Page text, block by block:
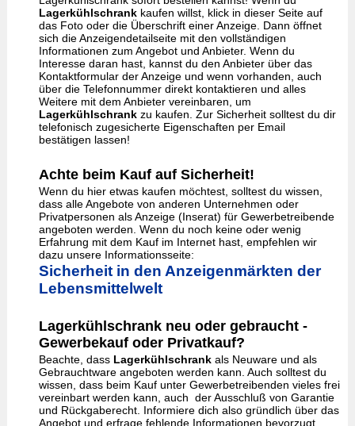
Lagerkühlschrankkaufen willst, klick in dieser Seite auf
das Foto oder die Überschrift einer Anzeige. Dann öffnet
sich die Anzeigendetailseite mit den vollständigen
Informationen zum Angebot und Anbieter. Wenn du
Interesse daran hast, kannst du den Anbieter über das
Kontaktformular der Anzeige und wenn vorhanden, auch
über die Telefonnummer direkt kontaktieren und alles
Weitere mit dem Anbieter vereinbaren, um
Lagerkühlschrankzu kaufen. Zur Sicherheit solltest du dir
telefonisch zugesicherte Eigenschaften per Email
bestätigen lassen!
Achte beim Kauf auf Sicherheit!
Wenn du hier etwas kaufen möchtest, solltest du wissen,
dass alle Angebote von anderen Unternehmen oder
Privatpersonen als Anzeige (Inserat) für Gewerbetreibende
angeboten werden. Wenn du noch keine oder wenig
Erfahrung mit dem Kauf im Internet hast, empfehlen wir
dazu unsere Informationsseite:
Sicherheit in den Anzeigenmärkten der
Lebensmittelwelt
Lagerkühlschrank neu oder gebraucht -
Gewerbekauf oder Privatkauf?
Beachte, dass Lagerkühlschrankals Neuware und als
Gebrauchtware angeboten werden kann. Auch solltest du
wissen, dass beim Kauf unter Gewerbetreibenden vieles frei
vereinbart werden kann, auch der Ausschluß von Garantie
und Rückgaberecht. Informiere dich also gründlich über das
Angebot und erfrage fehlende Informationen bevorzugt